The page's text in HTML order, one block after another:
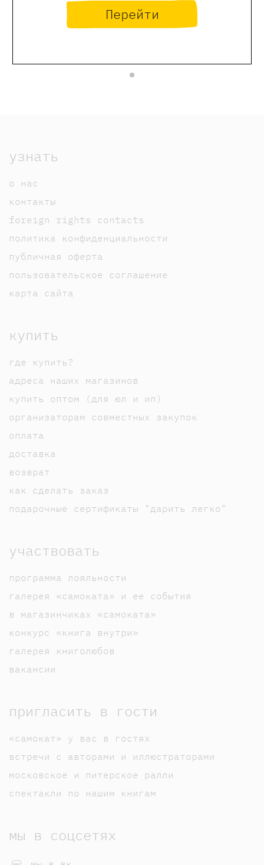
Перейти
420 ₽
Тортолини Лука
узнать
о нас
контакты
foreign rights contacts
политика конфиденциальности
публичная оферта
пользовательское соглашение
карта сайта
купить
где купить?
адреса наших магазинов
купить оптом (для юл и ип)
организаторам совместных закупок
оплата
доставка
возврат
как сделать заказ
подарочные сертификаты "дарить легко"
участвовать
программа лояльности
галерея «самоката» и ее события
в магазинчиках «самоката»
конкурс «книга внутри»
галерея книголюбов
вакансии
пригласить в гости
«самокат» у вас в гостях
встречи с авторами и иллюстраторами
московское и питерское ралли
спектакли по нашим книгам
мы в соцсетях